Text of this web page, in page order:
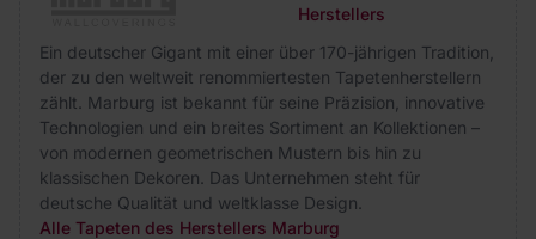
Herstellers
Ein deutscher Gigant mit einer über 170-jährigen Tradition,
der zu den weltweit renommiertesten Tapetenherstellern
zählt. Marburg ist bekannt für seine Präzision, innovative
Technologien und ein breites Sortiment an Kollektionen –
von modernen geometrischen Mustern bis hin zu
klassischen Dekoren. Das Unternehmen steht für
deutsche Qualität und weltklasse Design.
Alle Tapeten des Herstellers Marburg